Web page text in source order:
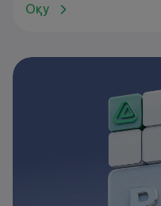
мүмкін, ал сеніп
Оқу